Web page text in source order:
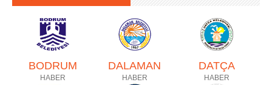
BODRUM
HABER
DALAMAN
HABER
DATÇA
HABER